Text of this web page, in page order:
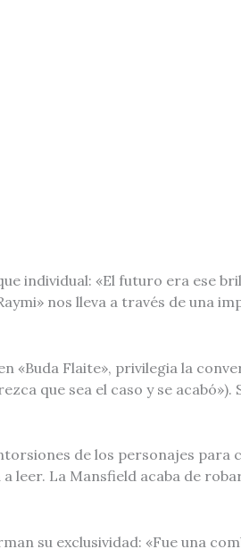
individual: «El futuro era ese
nos lleva a través de una
«Buda Flaite», privilegia la
que sea el caso y se acabó»).
de los personajes
leer. La Mansfield acaba de
su exclusividad: «Fue una